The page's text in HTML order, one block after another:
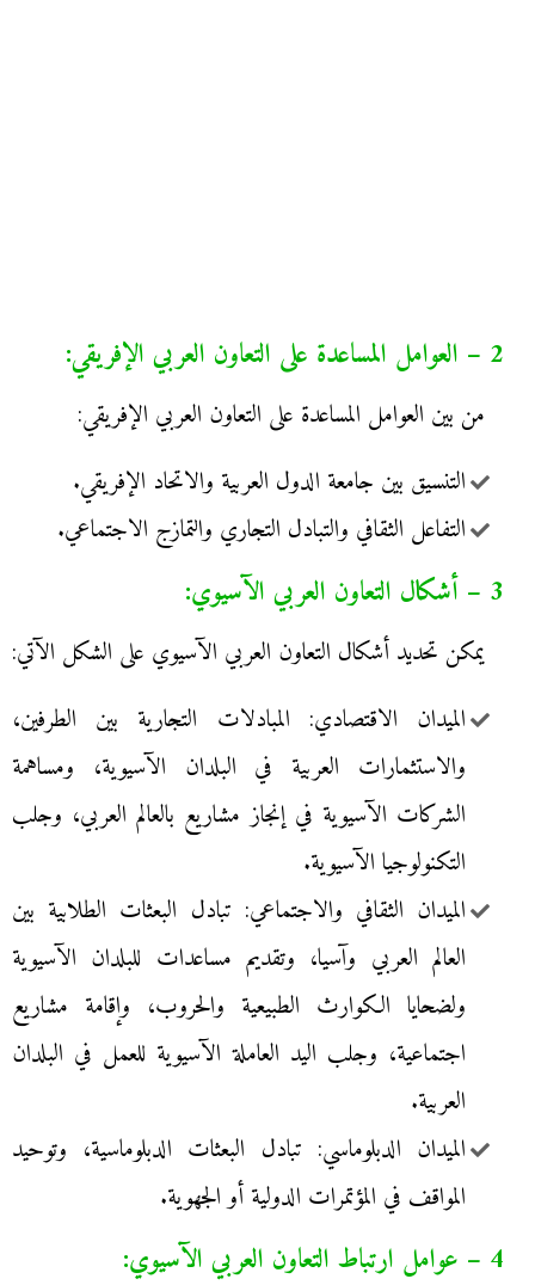
2 – العوامل المساعدة على التعاون العربي الإفريقي:
من بين العوامل المساعدة على التعاون العربي الإفريقي:
التنسيق بين جامعة الدول العربية والاتحاد الإفريقي.
التفاعل الثقافي والتبادل التجاري والتمازج الاجتماعي.
3 – أشكال التعاون العربي الآسيوي:
يمكن تحديد أشكال التعاون العربي الآسيوي على الشكل الآتي:
الميدان الاقتصادي: المبادلات التجارية بين الطرفين،
والاستثمارات العربية في البلدان الآسيوية، ومساهمة
الشركات الآسيوية في إنجاز مشاريع بالعالم العربي، وجلب
التكنولوجيا الآسيوية.
الميدان الثقافي والاجتماعي: تبادل البعثات الطلابية بين
العالم العربي وآسيا، وتقديم مساعدات للبلدان الآسيوية
ولضحايا الكوارث الطبيعية والحروب، وإقامة مشاريع
اجتماعية، وجلب اليد العاملة الآسيوية للعمل في البلدان
العربية.
الميدان الدبلوماسي: تبادل البعثات الدبلوماسية، وتوحيد
المواقف في المؤتمرات الدولية أو الجهوية.
4 – عوامل ارتباط التعاون العربي الآسيوي: